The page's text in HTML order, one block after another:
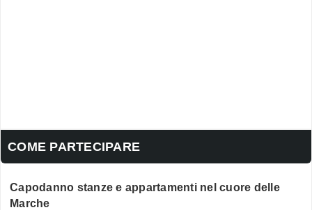
COME PARTECIPARE
Capodanno stanze e appartamenti nel cuore delle
Marche